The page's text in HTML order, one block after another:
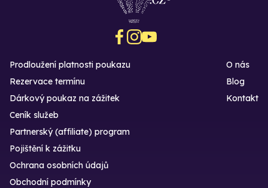
Prodloužení platnosti poukazu
Rezervace termínu
Dárkový poukaz na zážitek
O nás
Blog
Kontakt
Ceník služeb
Partnerský (affiliate) program
Pojištění k zážitku
Ochrana osobních údajů
Obchodní podmínky